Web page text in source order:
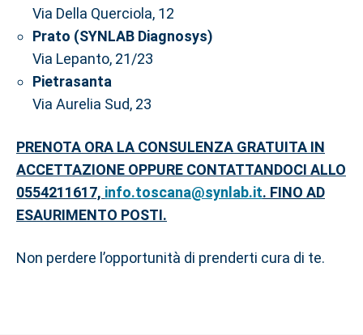
Via Della Querciola, 12
Prato (SYNLAB Diagnosys)
Via Lepanto, 21/23
Pietrasanta
Via Aurelia Sud, 23
PRENOTA ORA LA CONSULENZA GRATUITA IN
ACCETTAZIONE OPPURE CONTATTANDOCI ALLO
0554211617, info.toscana@synlab.it. FINO AD
ESAURIMENTO POSTI.
Non perdere l’opportunità di prenderti cura di te.